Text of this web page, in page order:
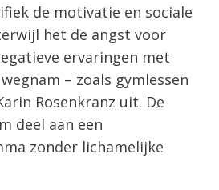
de motivatie en sociale
het de angst voor
ervaringen met
– zoals gymlessen
Rosenkranz uit. De
deel aan een
zonder lichamelijke